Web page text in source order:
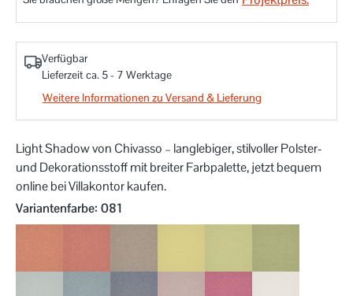
Verfügbar
Lieferzeit ca. 5 - 7 Werktage
Weitere Informationen zu Versand & Lieferung
Light Shadow von Chivasso – langlebiger, stilvoller Polster-
und Dekorationsstoff mit breiter Farbpalette, jetzt bequem
online bei Villakontor kaufen.
Variantenfarbeauswählen
: 081